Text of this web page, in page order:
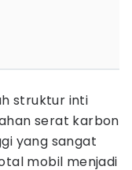
struktur inti
serat karbon
yang sangat
mobil menjadi